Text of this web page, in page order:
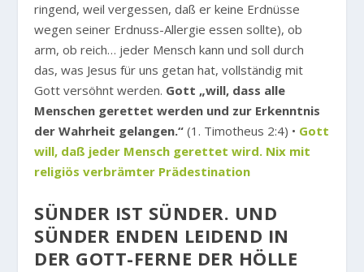
ringend, weil vergessen, daß er keine Erdnüsse
wegen seiner Erdnuss-Allergie essen sollte), ob
arm, ob reich… jeder Mensch kann und soll durch
das, was Jesus für uns getan hat, vollständig mit
Gott versöhnt werden. Gott „will, dass alle
Menschen gerettet werden und zur Erkenntnis
der Wahrheit gelangen.“ (1. Timotheus 2:4) • Gott
will, daß jeder Mensch gerettet wird. Nix mit
religiös verbrämter Prädestination
SÜNDER IST SÜNDER. UND
SÜNDER ENDEN LEIDEND IN
DER GOTT-FERNE DER HÖLLE